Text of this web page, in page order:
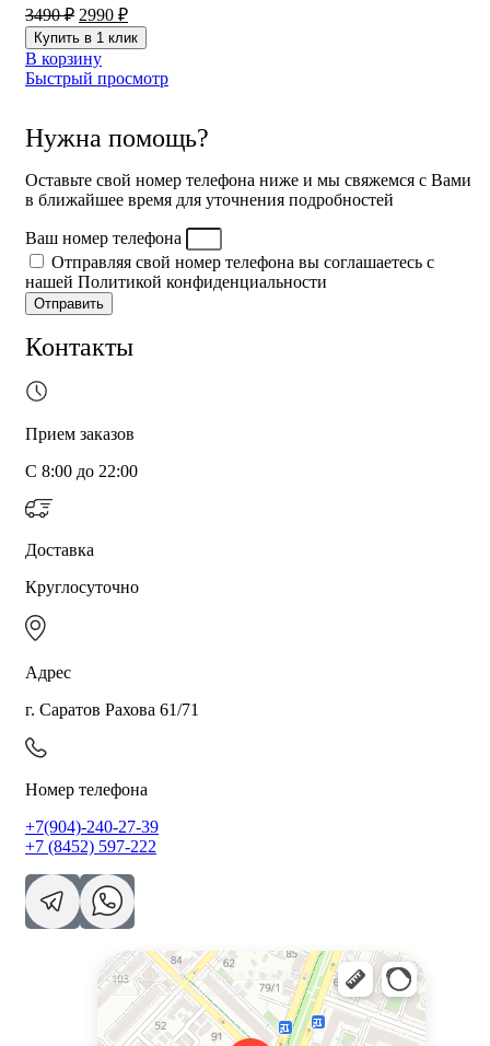
3490₽ Первоначальная
цена
составляла
3490 ₽.
2990 ₽Текущая
цена:
2990 ₽.
Купить в 1 клик
В корзину
Быстрый просмотр
Нужна помощь?
Оставьте свой номер телефона ниже и мы свяжемся с Вами
в ближайшее время для уточнения подробностей
Ваш номер телефона
Отправляя свой номер телефона вы соглашаетесь с
нашей Политикой конфиденциальности
Отправить
Контакты
Прием заказов
С 8:00 до 22:00
Доставка
Круглосуточно
Адрес
г. Саратов Рахова 61/71
Номер телефона
+7(904)-240-27-39
+7 (8452) 597-222
Валентина
Доставка цветов и букетов в Саратове
Магазин цветов в Саратове